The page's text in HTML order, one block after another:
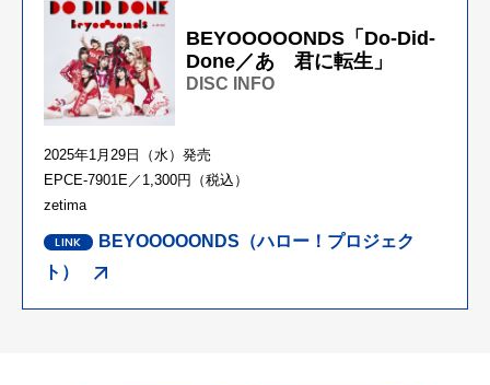
BEYOOOOONDS「Do-Did-
Done／あゝ君に転生」
DISC INFO
2025年1月29日（水）発売
EPCE-7901E／1,300円（税込）
zetima
BEYOOOOONDS（ハロー！プロジェク
ト）